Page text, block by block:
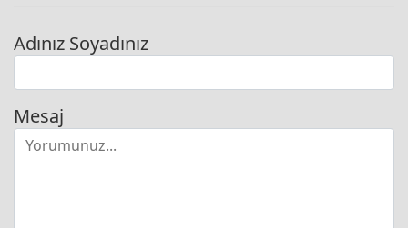
Adınız Soyadınız
Mesaj